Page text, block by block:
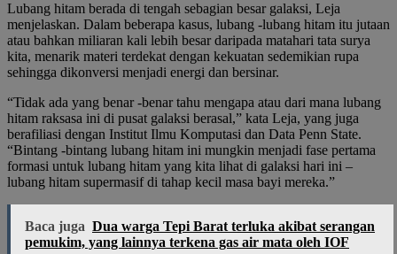
Lubang hitam berada di tengah sebagian besar galaksi, Leja
menjelaskan. Dalam beberapa kasus, lubang -lubang hitam itu jutaan
atau bahkan miliaran kali lebih besar daripada matahari tata surya
kita, menarik materi terdekat dengan kekuatan sedemikian rupa
sehingga dikonversi menjadi energi dan bersinar.
“Tidak ada yang benar -benar tahu mengapa atau dari mana lubang
hitam raksasa ini di pusat galaksi berasal,” kata Leja, yang juga
berafiliasi dengan Institut Ilmu Komputasi dan Data Penn State.
“Bintang -bintang lubang hitam ini mungkin menjadi fase pertama
formasi untuk lubang hitam yang kita lihat di galaksi hari ini –
lubang hitam supermasif di tahap kecil masa bayi mereka.”
Baca juga Dua warga Tepi Barat terluka akibat serangan
pemukim, yang lainnya terkena gas air mata oleh IOF